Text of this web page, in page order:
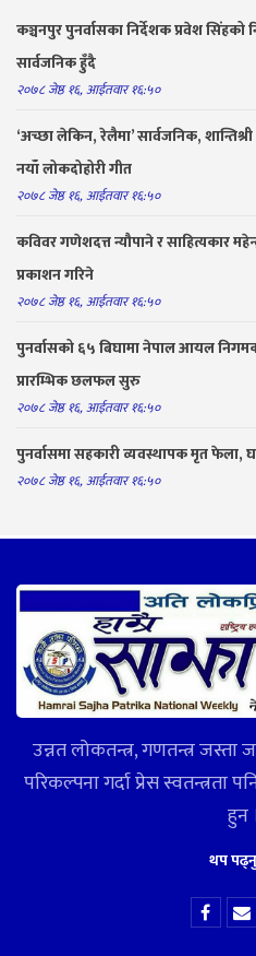
कञ्चनपुर पुनर्वासका निर्देशक प्रवेश सिंहको
सार्वजनिक हुँदै
२०७८ जेष्ठ १६, आईतवार १६:५०
‘अच्छा लेकिन, रेलैमा’ सार्वजनिक,
नयाँ लोकदोहोरी गीत
२०७८ जेष्ठ १६, आईतवार १६:५०
कविवर गणेशदत्त न्यौपाने र साहित्यकार
प्रकाशन गरिने
२०७८ जेष्ठ १६, आईतवार १६:५०
पुनर्वासको ६५ बिघामा नेपाल आयल
प्रारम्भिक छलफल सुरु
२०७८ जेष्ठ १६, आईतवार १६:५०
पुनर्वासमा सहकारी व्यवस्थापक मृत फेला,
२०७८ जेष्ठ १६, आईतवार १६:५०
उन्नत लोकतन्त्र, गणतन्त्र जस्ता
परिकल्पना गर्दा प्रेस
हुन
थप